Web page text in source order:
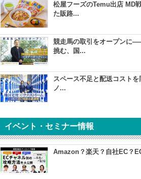
松屋フーズのTemu出店 MD
た販路...
競走馬の取引をオープンに
挑む、国...
スペース不足と配送コスト
ノ...
イベント・セミナー情報
Amazon？楽天？自社EC？